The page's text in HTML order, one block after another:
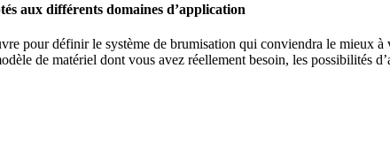
aux différents domaines d’application
pour définir le système de brumisation qui conviendra le mieux
de matériel dont vous avez réellement besoin, les possibilités